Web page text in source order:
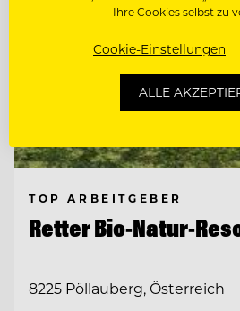
TOP ARBEITGEBER
Retter Bio-Natur-
8225 Pöllauberg, Österreich
Ihre Cookies selbst zu
Cookie-Einstellungen
ALLE